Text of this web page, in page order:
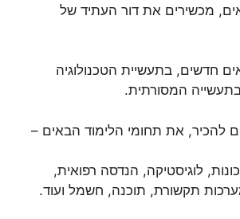
מכשירים את דור העתיד של
חדשים, בתעשיית הטכנולוגיה
המסורתית.
להכיר, את תחומי הלימוד הבאים –
לוגיסטיקה, הנדסה רפואית,
תקשורת, תוכנה, חשמל ועוד.